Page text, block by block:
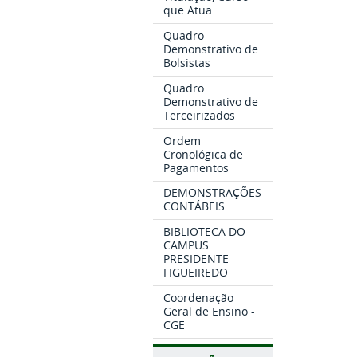
que Atua
Quadro
Demonstrativo de
Bolsistas
Quadro
Demonstrativo de
Terceirizados
Ordem
Cronológica de
Pagamentos
DEMONSTRAÇÕES
CONTÁBEIS
BIBLIOTECA DO
CAMPUS
PRESIDENTE
FIGUEIREDO
Coordenação
Geral de Ensino -
CGE